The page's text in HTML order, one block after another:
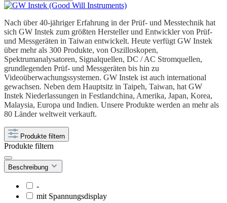
Nach über 40-jähriger Erfahrung in der Prüf- und Messtechnik hat
sich GW Instek zum größten Hersteller und Entwickler von Prüf-
und Messgeräten in Taiwan entwickelt. Heute verfügt GW Instek
über mehr als 300 Produkte, von Oszilloskopen,
Spektrumanalysatoren, Signalquellen, DC / AC Stromquellen,
grundlegenden Prüf- und Messgeräten bis hin zu
Videoüberwachungssystemen. GW Instek ist auch international
gewachsen. Neben dem Hauptsitz in Taipeh, Taiwan, hat GW
Instek Niederlassungen in Festlandchina, Amerika, Japan, Korea,
Malaysia, Europa und Indien. Unsere Produkte werden an mehr als
80 Länder weltweit verkauft.
Produkte filtern
Produkte filtern
Beschreibung
-
mit Spannungsdisplay